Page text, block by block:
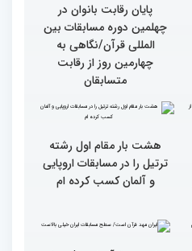
سومین محفل انس با قرآن
ویژه بانوان در آستان مقدس
امامزاده حسن (ع) برگزار
شد
پایان رقابت بانوان در
المللی قرآن/نگاهی به